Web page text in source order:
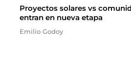
Proyectos solares vs
entran en nueva etapa
Emilio Godoy